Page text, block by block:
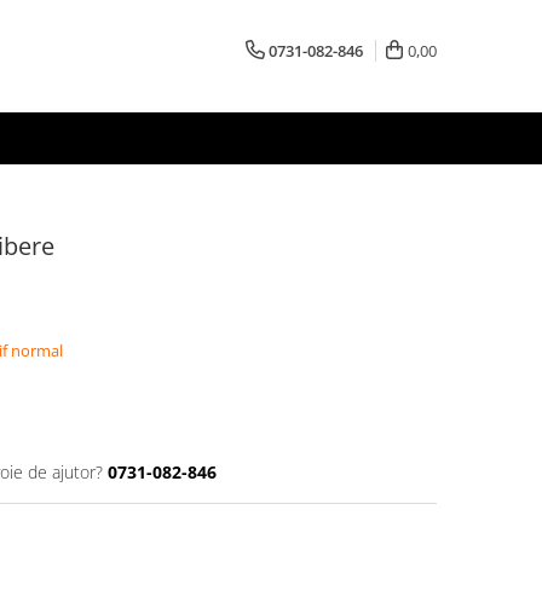
0731-082-846 0,00
normal
de ajutor? 0731-082-846